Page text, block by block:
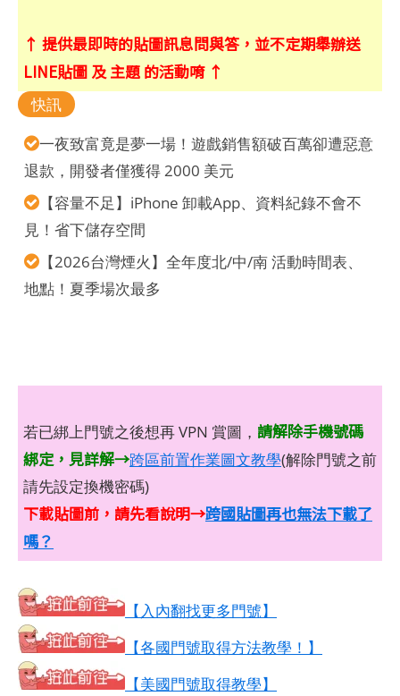
↑ 提供最即時的貼圖訊息問與答，並不定期舉辦送
LINE貼圖 及 主題 的活動唷 ↑
快訊
一夜致富竟是夢一場！遊戲銷售額破百萬卻遭惡意
退款，開發者僅獲得 2000 美元
【容量不足】iPhone 卸載App、資料紀錄不會不
見！省下儲存空間
【2026台灣煙火】全年度北/中/南 活動時間表、
地點！夏季場次最多
若已綁上門號之後想再 VPN 賞圖， 請解除手機號碼
綁定，見詳解→跨區前置作業圖文教學(解除門號之前
請先設定換機密碼)
下載貼圖前，請先看說明→跨國貼圖再也無法下載了
嗎？
【入內翻找更多門號】
【各國門號取得方法教學！】
【美國門號取得教學】